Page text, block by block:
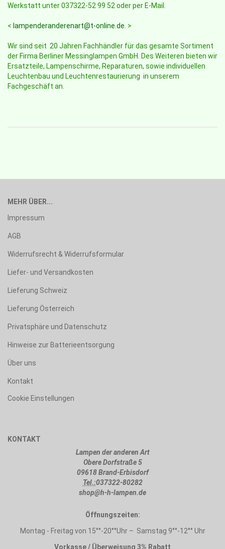
Werkstatt unter 037322-52 99 52 oder per E-Mail.
< lampenderanderenart@t-online.de. >
Wir sind seit 20 Jahren Fachhändler für das gesamte Sortiment
der Firma Berliner Messinglampen GmbH. Des Weiteren bieten wir
Ersatzteile, Lampenschirme, Reparaturen, sowie individuellen
Leuchtenbau und Leuchtenrestaurierung in unserem
Fachgeschäft an.
MEHR ÜBER...
Impressum
AGB
Widerrufsrecht & Widerrufsformular
Liefer- und Versandkosten
Lieferung Schweiz
Lieferung Österreich
Privatsphäre und Datenschutz
Hinweise zur Batterieentsorgung
Über uns
Kontakt
Cookie Einstellungen
KONTAKT
Lampen der anderen Art
Obere Dorfstraße 5
09618 Brand-Erbisdorf
Tel.:037322-80282
shop@h-h-lampen.de
Öffnungszeiten:
Montag - Freitag von 15°°-20°°Uhr – Samstag 9°°-12°° Uhr
Vorkasse / Überweisung 3% Rabatt